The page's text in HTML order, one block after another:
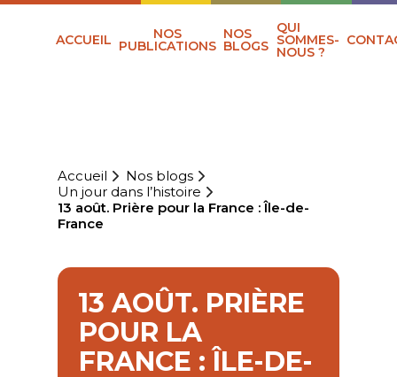
ACCUEIL NOS
PUBLICATIONS
NOS
BLOGS
QUI
SOMMES-
NOUS ?
Accueil
Nos blogs
Un jour dans l’histoire
13 août. Prière pour la France : Île-de-
France
13 AOÛT. PRIÈRE
POUR LA
FRANCE : ÎLE-DE-